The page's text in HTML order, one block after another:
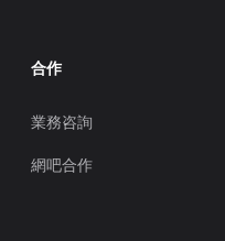
合作
業務咨詢
網吧合作